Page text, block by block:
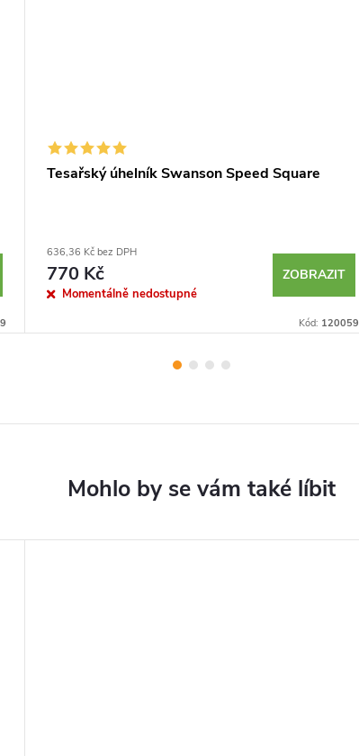
Tesařský úhelník Swanson Speed Square
636,36 Kč bez DPH
770 Kč
Momentálně nedostupné
ZOBRAZIT
Kód: 120059